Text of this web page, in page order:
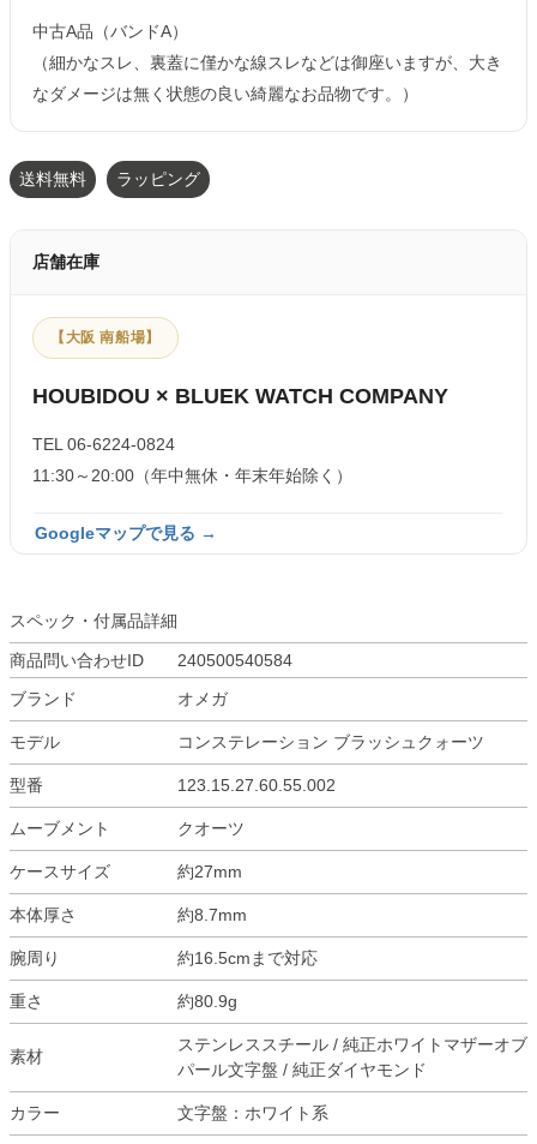
中古A品（バンドA）
（細かなスレ、裏蓋に僅かな線スレなどは御座いますが、大き
なダメージは無く状態の良い綺麗なお品物です。）
送料無料 ラッピング
店舗在庫
【大阪 南船場】
HOUBIDOU × BLUEK WATCH COMPANY
TEL 06-6224-0824
11:30～20:00（年中無休・年末年始除く）
Googleマップで見る →
スペック・付属品詳細
商品問い合わせID
240500540584
ブランド
オメガ
モデル コンステレーション ブラッシュクォーツ
型番 123.15.27.60.55.002
ムーブメント クオーツ
ケースサイズ 約27mm
本体厚さ 約8.7mm
腕周り 約16.5cmまで対応
重さ 約80.9g
素材
ステンレススチール / 純正ホワイトマザーオブ
パール文字盤 / 純正ダイヤモンド
カラー 文字盤：ホワイト系